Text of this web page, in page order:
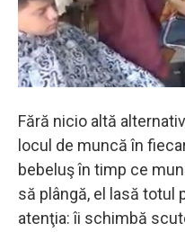
Fără nicio altă
locul de muncă în
bebeluş în timp ce
să plângă, el lasă totul
atenţia: îi schimbă